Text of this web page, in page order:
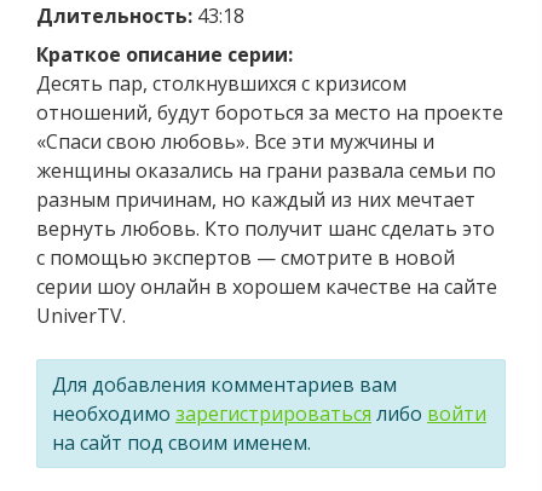
Длительность: 43:18
Краткое описание серии:
Десять пар, столкнувшихся с кризисом
отношений, будут бороться за место на проекте
«Спаси свою любовь». Все эти мужчины и
женщины оказались на грани развала семьи по
разным причинам, но каждый из них мечтает
вернуть любовь. Кто получит шанс сделать это
с помощью экспертов — смотрите в новой
серии шоу онлайн в хорошем качестве на сайте
UniverTV.
Для добавления комментариев вам
необходимо зарегистрироваться либо войти
на сайт под своим именем.